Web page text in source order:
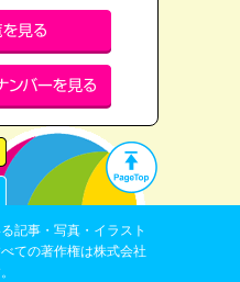
記事・写真・イラスト
ての著作権は株式会社